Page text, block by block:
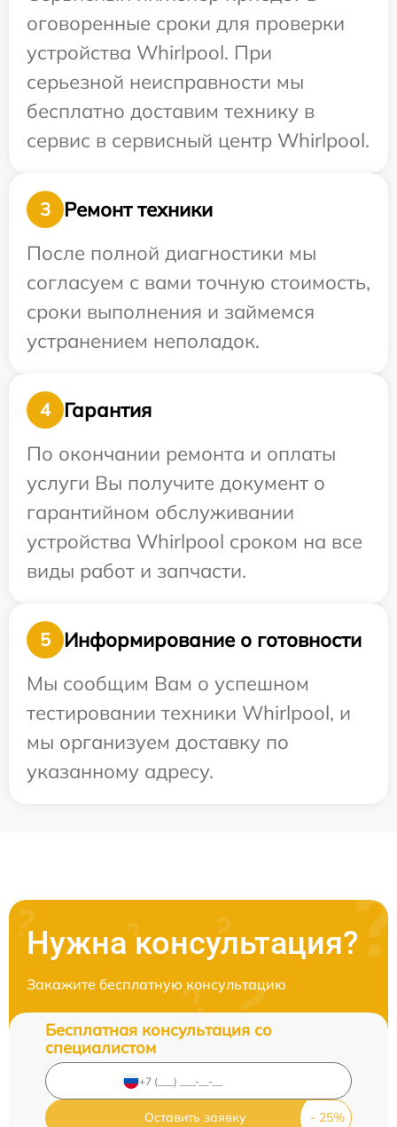
оговоренные сроки для проверки
устройства Whirlpool. При
серьезной неисправности мы
бесплатно доставим технику в
сервис в сервисный центр Whirlpool.
3
Ремонт техники
После полной диагностики мы
согласуем с вами точную стоимость,
сроки выполнения и займемся
устранением неполадок.
4
Гарантия
По окончании ремонта и оплаты
услуги Вы получите документ о
гарантийном обслуживании
устройства Whirlpool сроком на все
виды работ и запчасти.
5
Информирование о готовности
Мы сообщим Вам о успешном
тестировании техники Whirlpool, и
мы организуем доставку по
указанному адресу.
Нужна консультация?
Закажите бесплатную консультацию
Бесплатная консультация со
специалистом
Оставить заявку